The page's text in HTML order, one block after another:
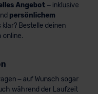
Angebot – inklusive
persönlichem
klar? Bestelle deinen
online.
– auf Wunsch sogar
während der Laufzeit